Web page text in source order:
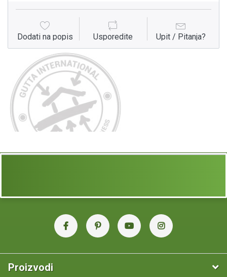
Dodati na popis Usporedite Upit / Pitanja?
Proizvodi